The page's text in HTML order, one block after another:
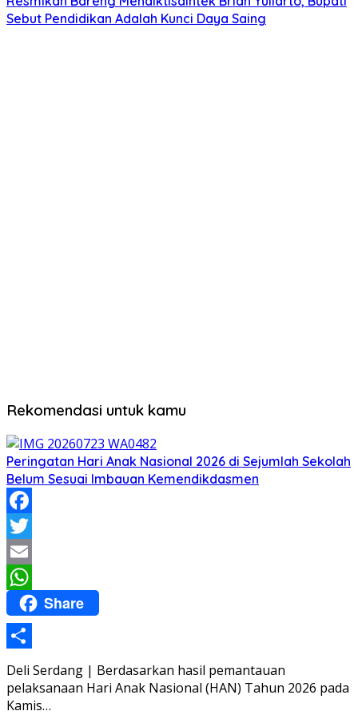
Sebut Pendidikan Adalah Kunci Daya Saing
Rekomendasi untuk kamu
Peringatan Hari Anak Nasional 2026 di Sejumlah Sekolah
Belum Sesuai Imbauan Kemendikdasmen
Facebook
Twitter
Email
WhatsApp
Share
Share
Deli Serdang | Berdasarkan hasil pemantauan
pelaksanaan Hari Anak Nasional (HAN) Tahun 2026 pada
Kamis…